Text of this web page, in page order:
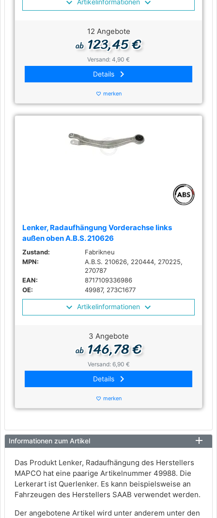
Artikelinformationen
12 Angebote
ab123,45 €
Versand: 4,90 €
Details keyboard_arrow_right
favorite_border merken
Lenker, Radaufhängung Vorderachse links
außen oben A.B.S. 210626
Zustand:
Fabrikneu
MPN:
A.B.S. 210626, 220444, 270225,
270787
EAN:
8717109336986
OE:
49987, 273C1677
Artikelinformationen
3 Angebote
ab146,78 €
Versand: 6,90 €
Details keyboard_arrow_right
favorite_border merken
Informationen zum Artikel
Das Produkt Lenker, Radaufhängung des Herstellers
MAPCO hat eine paarige Artikelnummer 49988. Die
Lerkerart ist Querlenker. Es kann beispielsweise an
Fahrzeugen des Herstellers SAAB verwendet werden.
Der angebotene Artikel wird unter anderem unter den